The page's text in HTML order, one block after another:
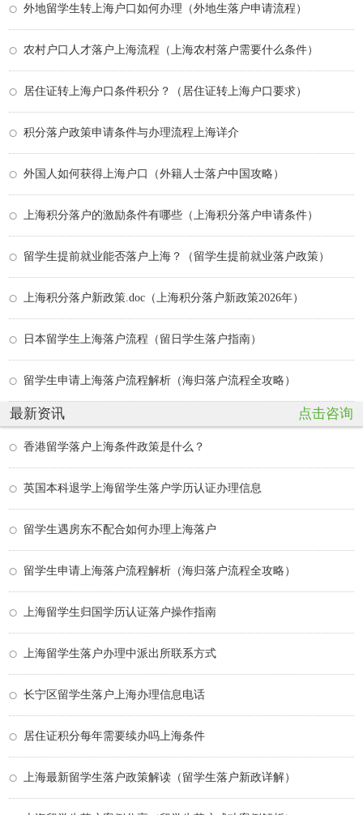
外地留学生转上海户口如何办理（外地生落户申请流程）
农村户口人才落户上海流程（上海农村落户需要什么条件）
居住证转上海户口条件积分？（居住证转上海户口要求）
积分落户政策申请条件与办理流程上海详介
外国人如何获得上海户口（外籍人士落户中国攻略）
上海积分落户的激励条件有哪些（上海积分落户申请条件）
留学生提前就业能否落户上海？（留学生提前就业落户政策）
上海积分落户新政策.doc（上海积分落户新政策2026年）
日本留学生上海落户流程（留日学生落户指南）
留学生申请上海落户流程解析（海归落户流程全攻略）
最新资讯 点击咨询
香港留学落户上海条件政策是什么？
英国本科退学上海留学生落户学历认证办理信息
留学生遇房东不配合如何办理上海落户
留学生申请上海落户流程解析（海归落户流程全攻略）
上海留学生归国学历认证落户操作指南
上海留学生落户办理中派出所联系方式
长宁区留学生落户上海办理信息电话
居住证积分每年需要续办吗上海条件
上海最新留学生落户政策解读（留学生落户新政详解）